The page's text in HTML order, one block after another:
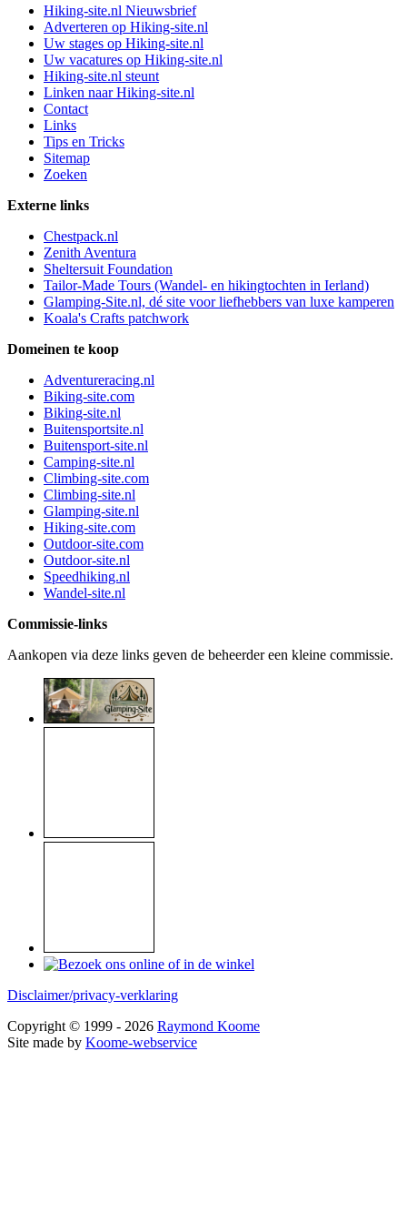
Hiking-site.nl Nieuwsbrief
Adverteren op Hiking-site.nl
Uw stages op Hiking-site.nl
Uw vacatures op Hiking-site.nl
Hiking-site.nl steunt
Linken naar Hiking-site.nl
Contact
Links
Tips en Tricks
Sitemap
Zoeken
Externe links
Chestpack.nl
Zenith Aventura
Sheltersuit Foundation
Tailor-Made Tours (Wandel- en hikingtochten in Ierland)
Glamping-Site.nl, dé site voor liefhebbers van luxe kamperen
Koala's Crafts patchwork
Domeinen te koop
Adventureracing.nl
Biking-site.com
Biking-site.nl
Buitensportsite.nl
Buitensport-site.nl
Camping-site.nl
Climbing-site.com
Climbing-site.nl
Glamping-site.nl
Hiking-site.com
Outdoor-site.com
Outdoor-site.nl
Speedhiking.nl
Wandel-site.nl
Commissie-links
Aankopen via deze links geven de beheerder een kleine commissie.
Disclaimer/privacy-verklaring
Copyright © 1999 - 2026 Raymond Koome
Site made by Koome-webservice